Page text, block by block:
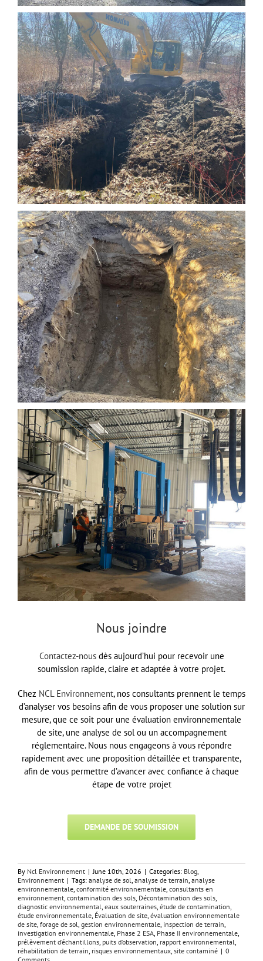
Nous joindre
Contactez-nous dès aujourd’hui pour recevoir une
soumission rapide, claire et adaptée à votre projet.
Chez NCL Environnement, nos consultants prennent le temps
d’analyser vos besoins afin de vous proposer une solution sur
mesure, que ce soit pour une évaluation environnementale
de site, une analyse de sol ou un accompagnement
réglementaire. Nous nous engageons à vous répondre
rapidement avec une proposition détaillée et transparente,
afin de vous permettre d’avancer avec confiance à chaque
étape de votre projet
DEMANDE DE SOUMISSION
By Ncl Environnement | June 10th, 2026 | Categories: Blog
Environnement | Tags: analyse de sol analyse de terrain analyse
environnementale conformité environnementale consultants en
environnement contamination des sols Décontamination des sols
diagnostic environnemental eaux souterraines étude de contamination
étude environnementale Évaluation de site évaluation environnementale
de site forage de sol gestion environnementale inspection de terrain
investigation environnementale Phase 2 ESA Phase II environnementale
prélèvement d’échantillons puits d’observation rapport environnemental
réhabilitation de terrain risques environnementaux site contaminé | 0
Comments